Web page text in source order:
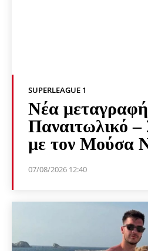
SUPERLEAGUE 1
Νέα μεταγραφή
Παναιτωλικό
με τον Μούσα
07/08/2026 12:40